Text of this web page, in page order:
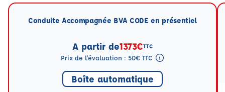
Conduite Accompagnée BVA CODE en présentiel
A partir de1373€TTC
Prix de l'évaluation : 50€ TTC
Boîte automatique